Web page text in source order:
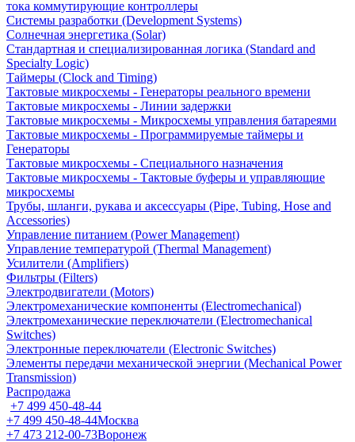
тока коммутирующие контроллеры
Системы разработки (Development Systems)
Солнечная энергетика (Solar)
Стандартная и специализированная логика (Standard and
Specialty Logic)
Таймеры (Clock and Timing)
Тактовые микросхемы - Генераторы реального времени
Тактовые микросхемы - Линии задержки
Тактовые микросхемы - Микросхемы управления батареями
Тактовые микросхемы - Программируемые таймеры и
Генераторы
Тактовые микросхемы - Специального назначения
Тактовые микросхемы - Тактовые буферы и управляющие
микросхемы
Трубы, шланги, рукава и аксессуары (Pipe, Tubing, Hose and
Accessories)
Управление питанием (Power Management)
Управление температурой (Thermal Management)
Усилители (Amplifiers)
Фильтры (Filters)
Электродвигатели (Motors)
Электромеханические компоненты (Electromechanical)
Электромеханические переключатели (Electromechanical
Switches)
Электронные переключатели (Electronic Switches)
Элементы передачи механической энергии (Mechanical Power
Transmission)
Распродажа
+7 499 450-48-44
+7 499 450-48-44Москва
+7 473 212-00-73Воронеж